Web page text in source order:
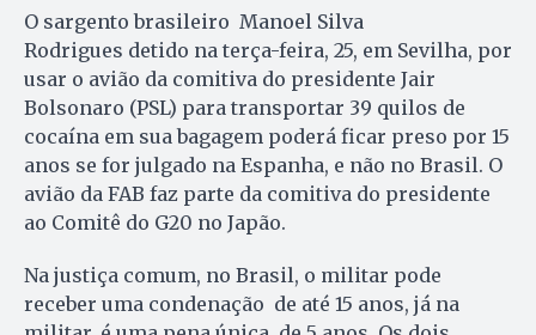
O sargento brasileiro Manoel Silva
Rodrigues detido na terça-feira, 25, em Sevilha, por
usar o avião da comitiva do presidente Jair
Bolsonaro (PSL) para transportar 39 quilos de
cocaína em sua bagagem poderá ficar preso por 15
anos se for julgado na Espanha, e não no Brasil. O
avião da FAB faz parte da comitiva do presidente
ao Comitê do G20 no Japão.
Na justiça comum, no Brasil, o militar pode
receber uma condenação de até 15 anos, já na